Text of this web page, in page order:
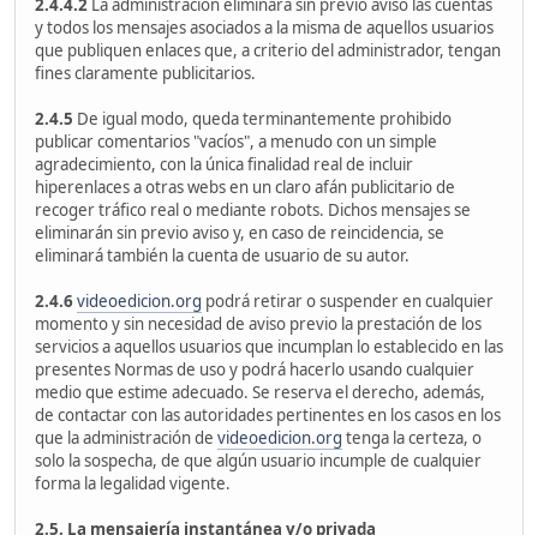
2.4.4.2 La administración eliminará sin previo aviso las cuentas
y todos los mensajes asociados a la misma de aquellos usuarios
que publiquen enlaces que, a criterio del administrador, tengan
fines claramente publicitarios.
2.4.5 De igual modo, queda terminantemente prohibido
publicar comentarios "vacíos", a menudo con un simple
agradecimiento, con la única finalidad real de incluir
hiperenlaces a otras webs en un claro afán publicitario de
recoger tráfico real o mediante robots. Dichos mensajes se
eliminarán sin previo aviso y, en caso de reincidencia, se
eliminará también la cuenta de usuario de su autor.
2.4.6videoedicion.org podrá retirar o suspender en cualquier
momento y sin necesidad de aviso previo la prestación de los
servicios a aquellos usuarios que incumplan lo establecido en las
presentes Normas de uso y podrá hacerlo usando cualquier
medio que estime adecuado. Se reserva el derecho, además,
de contactar con las autoridades pertinentes en los casos en los
que la administración de videoedicion.org tenga la certeza, o
solo la sospecha, de que algún usuario incumple de cualquier
forma la legalidad vigente.
2.5. La mensajería instantánea y/o privada